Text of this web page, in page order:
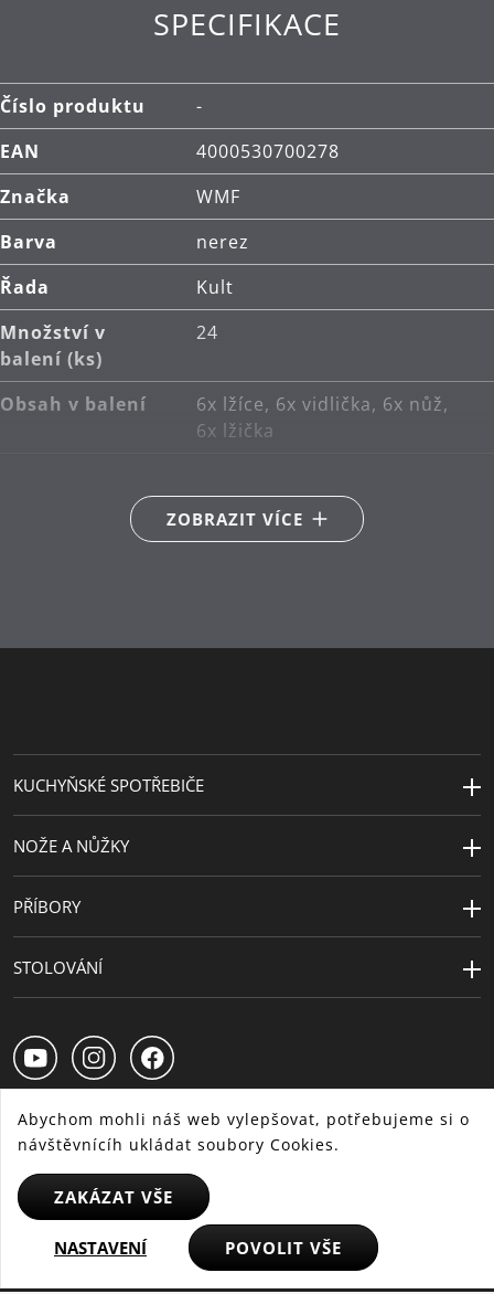
SPECIFIKACE
Číslo produktu
-
EAN
4000530700278
Značka
WMF
Barva
nerez
Řada
Kult
Množství v
balení (ks)
24
Obsah v balení
6x lžíce, 6x vidlička, 6x nůž,
6x lžička
Péče o výrobky
lze mýt v myčce
ZOBRAZIT VÍCE
KUCHYŇSKÉ SPOTŘEBIČE
NOŽE A NŮŽKY
PŘÍBORY
STOLOVÁNÍ
© 2025 WMF - Všechna práva vyhrazena
Abychom mohli náš web vylepšovat, potřebujeme si o
návštěvnícíh ukládat soubory Cookies.
ZAKÁZAT VŠE
NASTAVENÍ POVOLIT VŠE